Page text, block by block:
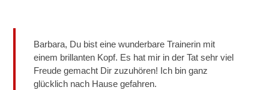
Barbara, Du bist eine wunderbare Trainerin mit
einem brillanten Kopf. Es hat mir in der Tat sehr viel
Freude gemacht Dir zuzuhören! Ich bin ganz
glücklich nach Hause gefahren.